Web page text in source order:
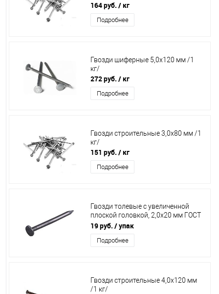
164 руб. / кг
Подробнее
Гвозди шиферные 5,0х120 мм /1
кг/
272 руб. / кг
Подробнее
Гвозди строительные 3,0х80 мм /1
кг/
151 руб. / кг
Подробнее
Гвозди толевые с увеличенной
плоской головкой, 2,0х20 мм ГОСТ
4029-63 /100 г/
19 руб. / упак
Подробнее
Гвозди строительные 4,0х120 мм
/1 кг/